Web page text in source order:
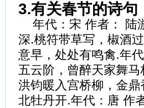
3.有关春节的诗句
年代：宋 作者： 陆
深.桃符带草写，椒酒
意早，处处有鸣禽.年
五云阶，曾醉天家舞
洪钧暖入宫桥柳，金
北牡丹开.年代：唐 作